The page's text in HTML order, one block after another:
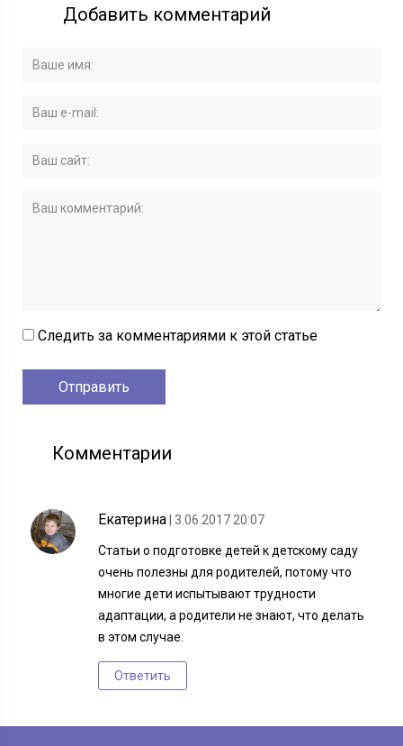
Добавить комментарий
Следить за комментариями к этой статье
Комментарии
Екатерина | 3.06.2017 20:07
Статьи о подготовке детей к детскому саду
очень полезны для родителей, потому что
многие дети испытывают трудности
адаптации, а родители не знают, что делать
в этом случае.
Ответить